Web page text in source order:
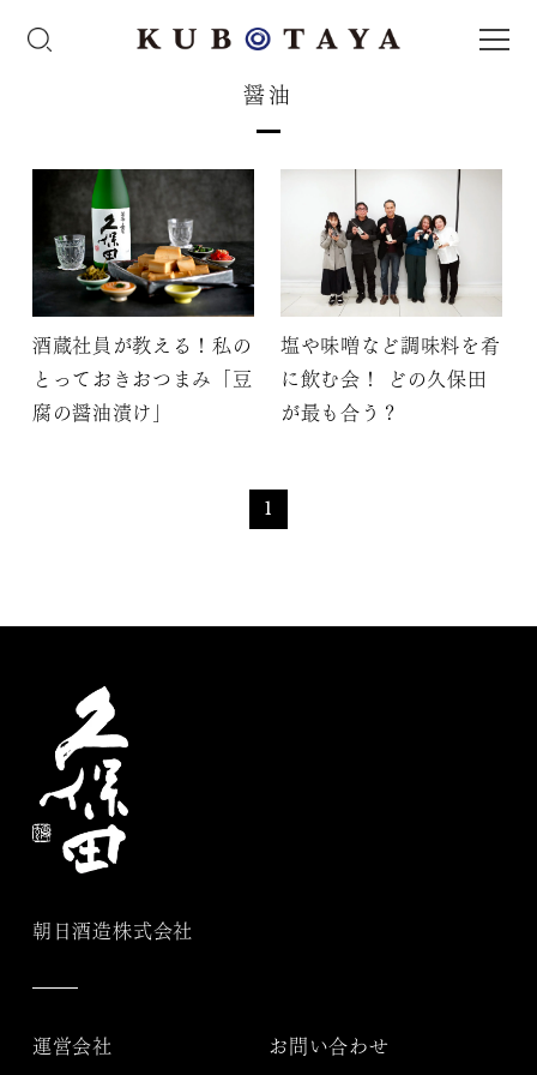
醤油
酒蔵社員が教える！私の
とっておきおつまみ「豆
腐の醤油漬け」
塩や味噌など調味料を肴
に飲む会！ どの久保田
が最も合う？
1
朝日酒造株式会社
運営会社 お問い合わせ